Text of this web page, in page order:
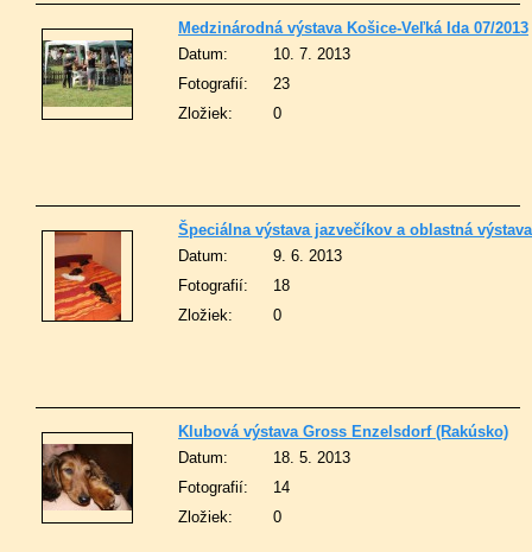
Medzinárodná výstava Košice-Veľká Ida 07/2013
Datum:
10. 7. 2013
Fotografií:
23
Zložiek:
0
Špeciálna výstava jazvečíkov a oblastná
Datum:
9. 6. 2013
Fotografií:
18
Zložiek:
0
Klubová výstava Gross Enzelsdorf (Rakúsko)
Datum:
18. 5. 2013
Fotografií:
14
Zložiek:
0